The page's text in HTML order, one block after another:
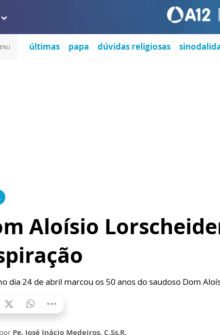
últimas papa dúvidas religiosas
Aloísio
dia 24 de abril marcou os 50 anos do saudoso Dom
Pe. José Inácio Medeiros, C.Ss.R.